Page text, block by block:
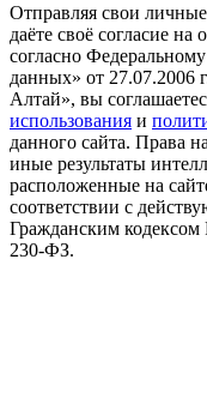
Отправляя свои
даёте своё согласие
согласно
данных» от 27.07.2006
Алтай», вы
использования и
данного сайта. Права
иные результаты
расположенные на
соответствии с
Гражданским кодексом
230-ФЗ.